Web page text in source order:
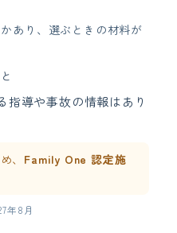
あり、選ぶときの材料が
指導や事故の情報はあり
、 Family One 認定施
年8月